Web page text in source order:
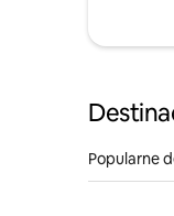
Popularne